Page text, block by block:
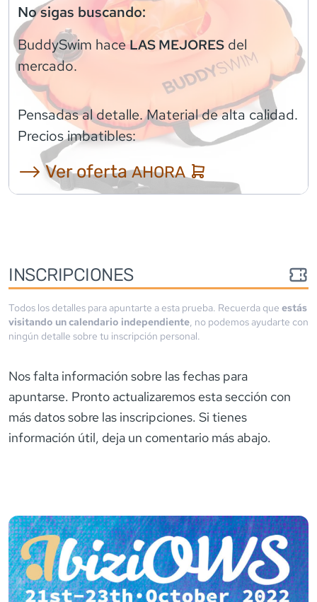
No sigas buscando:
BuddySwim haceLAS MEJORES del
mercado.
Pensadas al detalle. Material de alta calidad.
Precios imbatibles:
⟶ Ver ofertaAHORA
INSCRIPCIONES
Todos los detalles para apuntarte a esta prueba. Recuerda que estás
visitando un calendario independiente, no podemos ayudarte con
ningún detalle sobre tu inscripción personal.
Nos falta información sobre las fechas para
apuntarse. Pronto actualizaremos esta sección con
más datos sobre las inscripciones. Si tienes
información útil, deja un comentario más abajo.